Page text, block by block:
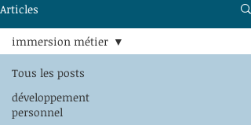
Articles
Tous les posts
développement
personnel
immersion métier